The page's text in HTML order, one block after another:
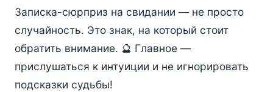
Записка-сюрприз на свидании — не просто
случайность. Это знак, на который стоит
обратить внимание. 🔮 Главное —
прислушаться к интуиции и не игнорировать
подсказки судьбы!